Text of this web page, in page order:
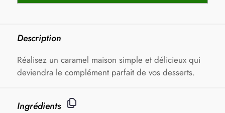
Description
Réalisez un caramel maison simple et délicieux qui
deviendra le complément parfait de vos desserts.
Ingrédients